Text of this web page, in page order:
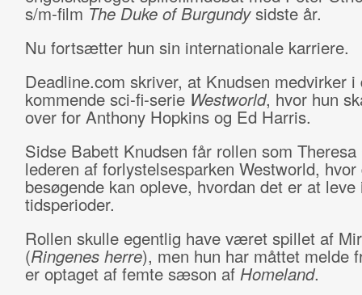
s/m-film The Duke of Burgundysidste år.
Nu fortsætter hun sin internationale karriere.
Deadline.com skriver, at Knudsen medvirker i
kommende sci-fi-serie Westworld, hvor hun
over for Anthony Hopkins og Ed Harris.
Sidse Babett Knudsen får rollen som
lederen af forlystelsesparken Westworld, hvor
besøgende kan opleve, hvordan det er at leve
tidsperioder.
Rollen skulle egentlig have været spillet af
(Ringenes herre), men hun har måttet melde
er optaget af femte sæson af Homeland.